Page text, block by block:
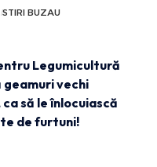
STIRI BUZAU
Legumicultură
geamuri vechi
să le înlocuiască
de furtuni!